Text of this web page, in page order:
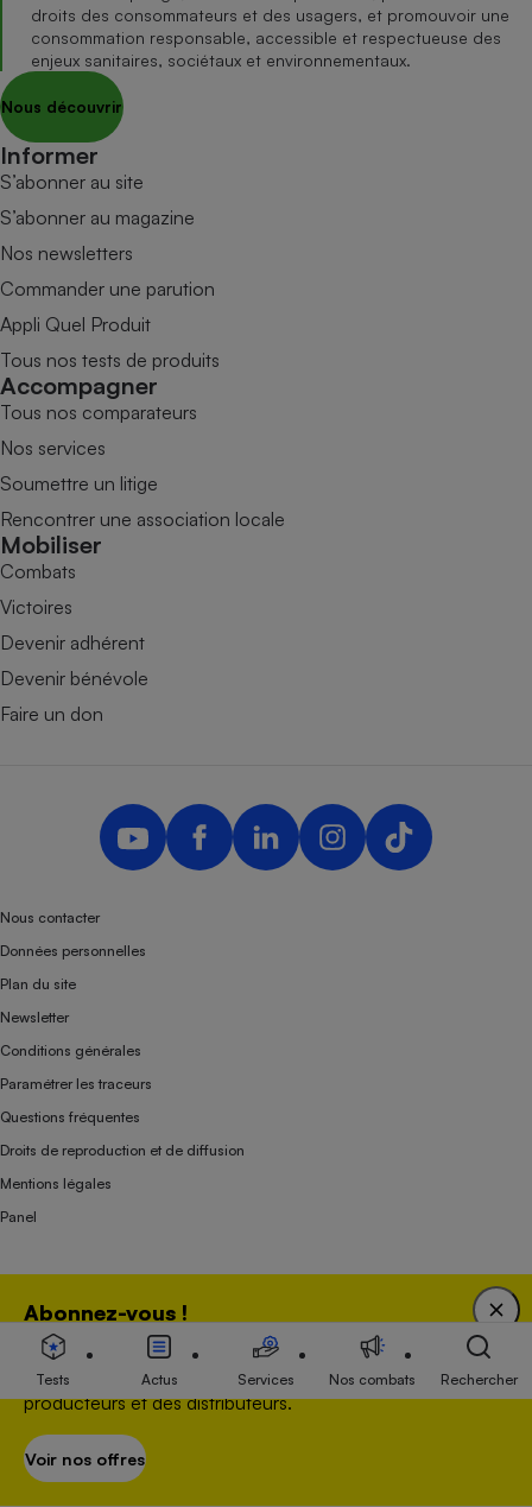
Abonnez-vous !
Bénéficiez d'une expertise unique tout en soutenant
une association 100 % indépendante de l'Etat, des
producteurs et des distributeurs.
Voir nos offres
droits des consommateurs et des usagers, et promouvoir une
consommation responsable, accessible et respectueuse des
enjeux sanitaires, sociétaux et environnementaux.
Nous découvrir
Informer
S’abonner au site
S’abonner au magazine
Nos newsletters
Commander une parution
Appli Quel Produit
Tous nos tests de produits
Accompagner
Tous nos comparateurs
Nos services
Soumettre un litige
Rencontrer une association locale
Mobiliser
Combats
Victoires
Devenir adhérent
Devenir bénévole
Faire un don
Nous contacter
Données personnelles
Plan du site
Newsletter
Conditions générales
Paramétrer les traceurs
Questions fréquentes
Droits de reproduction et de diffusion
Mentions légales
Panel
Association indépendante de l’État, des syndicats, des producteurs et des
distributeurs depuis 1951.
Tests Actus Services Nos combats Rechercher